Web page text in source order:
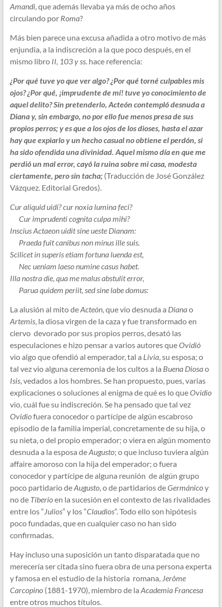
Amandi, que además llevaba ya más de ocho años
circulando por Roma?
Más bien parece una excusa añadida a otro motivo de más
enjundia, a la indiscreción a la que poco después, en el
mismo libroII, 103 y ss. hace referencia:
¿Por qué tuve yo que ver algo? ¿Por qué torné culpables mis
ojos? ¿Por qué, ¡imprudente de mí! tuve yo conocimiento de
aquel delito? Sin pretenderlo, Acteón contempló desnuda a
Diana y, sin embargo, no por ello fue menos presa de sus
propios perros; y es que a los ojos de los dioses, hasta el azar
hay que expiarlo y un hecho casual no obtiene el perdón, si
ha sido ofendida una divinidad. Aquel mismo día en que me
perdió un mal error, cayó la ruina sobre mi casa, modesta
ciertamente, pero sin tacha; (Traducción de José González
Vázquez. Editorial Gredos).
Cur aliquid uidi? cur noxia lumina feci?
Cur imprudenti cognita culpa mihi?
Inscius Actaeon uidit sine ueste Dianam:
Praeda fuit canibus non minus ille suis.
Scilicet in superis etiam fortuna luenda est,
Nec ueniam laeso numine casus habet.
Illa nostra die, qua me malus abstulit error,
Parua quidem periit, sed sine labe domus:
La alusión al mito deActeón, que vio desnuda a Dianao
Artemis, la diosa virgen de la caza y fue transformado en
ciervo devorado por sus propios perros, desató las
especulaciones e hizo pensar a varios autores queOvidió
vio algo que ofendió al emperador, tal a Livia, su esposa; o
tal vez vio alguna ceremonia de los cultos a la Buena Diosao
Isis, vedados a los hombres. Se han propuesto, pues, varias
explicaciones o soluciones al enigma de qué es lo queOvidio
vio, cuál fue su indiscreción. Se ha pensado que tal vez
Ovidiofuera conocedor o partícipe de algún escabroso
episodio de la familia imperial, concretamente de su hija, o
su nieta, o del propio emperador; o viera en algún momento
desnuda a la esposa deAugusto; o que incluso tuviera algún
affaire amoroso con la hija del emperador; o fuera
conocedor y partícipe de alguna reunión de algún grupo
poco partidario deAugusto, o de partidarios deGermánicoy
no de Tiberioen la sucesión en el contexto de las rivalidades
entre los “ Julios” y los “Claudios”. Todo ello son hipótesis
poco fundadas, que en cualquier caso no han sido
confirmadas.
Hay incluso una suposición un tanto disparatada que no
merecería ser citada sino fuera obra de una persona experta
y famosa en el estudio de la historia romana, Jerôme
Carcopino(1881-1970), miembro de la Academia Francesa
entre otros muchos títulos.